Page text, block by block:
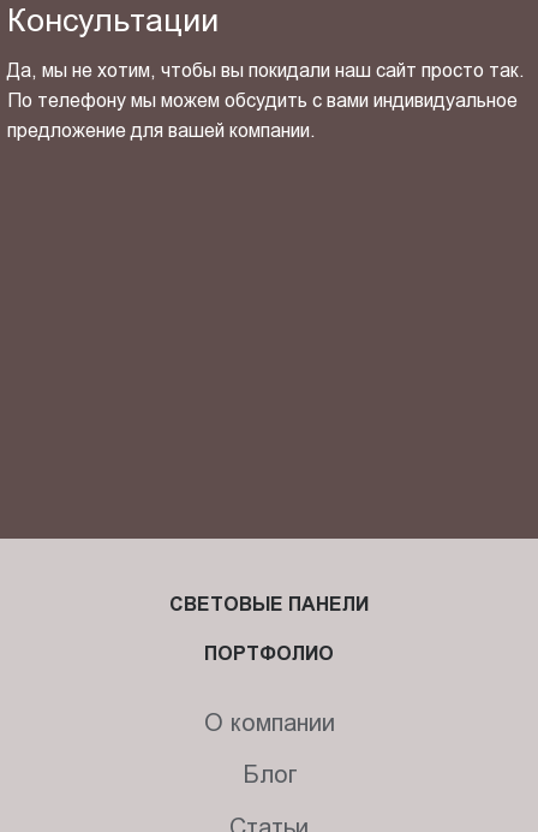
Консультации
Да, мы не хотим, чтобы вы покидали наш сайт просто так.
По телефону мы можем обсудить с вами индивидуальное
предложение для вашей компании.
СВЕТОВЫЕ ПАНЕЛИ
ПОРТФОЛИО
О компании
Блог
Статьи